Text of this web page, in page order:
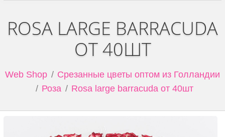
ROSA LARGE BARRACUDA
ОТ 40ШТ
Web Shop
Срезанные цветы оптом из Голландии
Роза
Rosa large barracuda от 40шт